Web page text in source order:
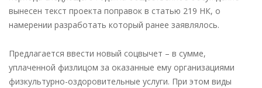
вынесен текст проекта поправок в статью 219 НК, о
намерении разработать который ранее заявлялось.
Предлагается ввести новый соцвычет – в сумме,
уплаченной физлицом за оказанные ему организациями
физкультурно-оздоровительные услуги. При этом виды